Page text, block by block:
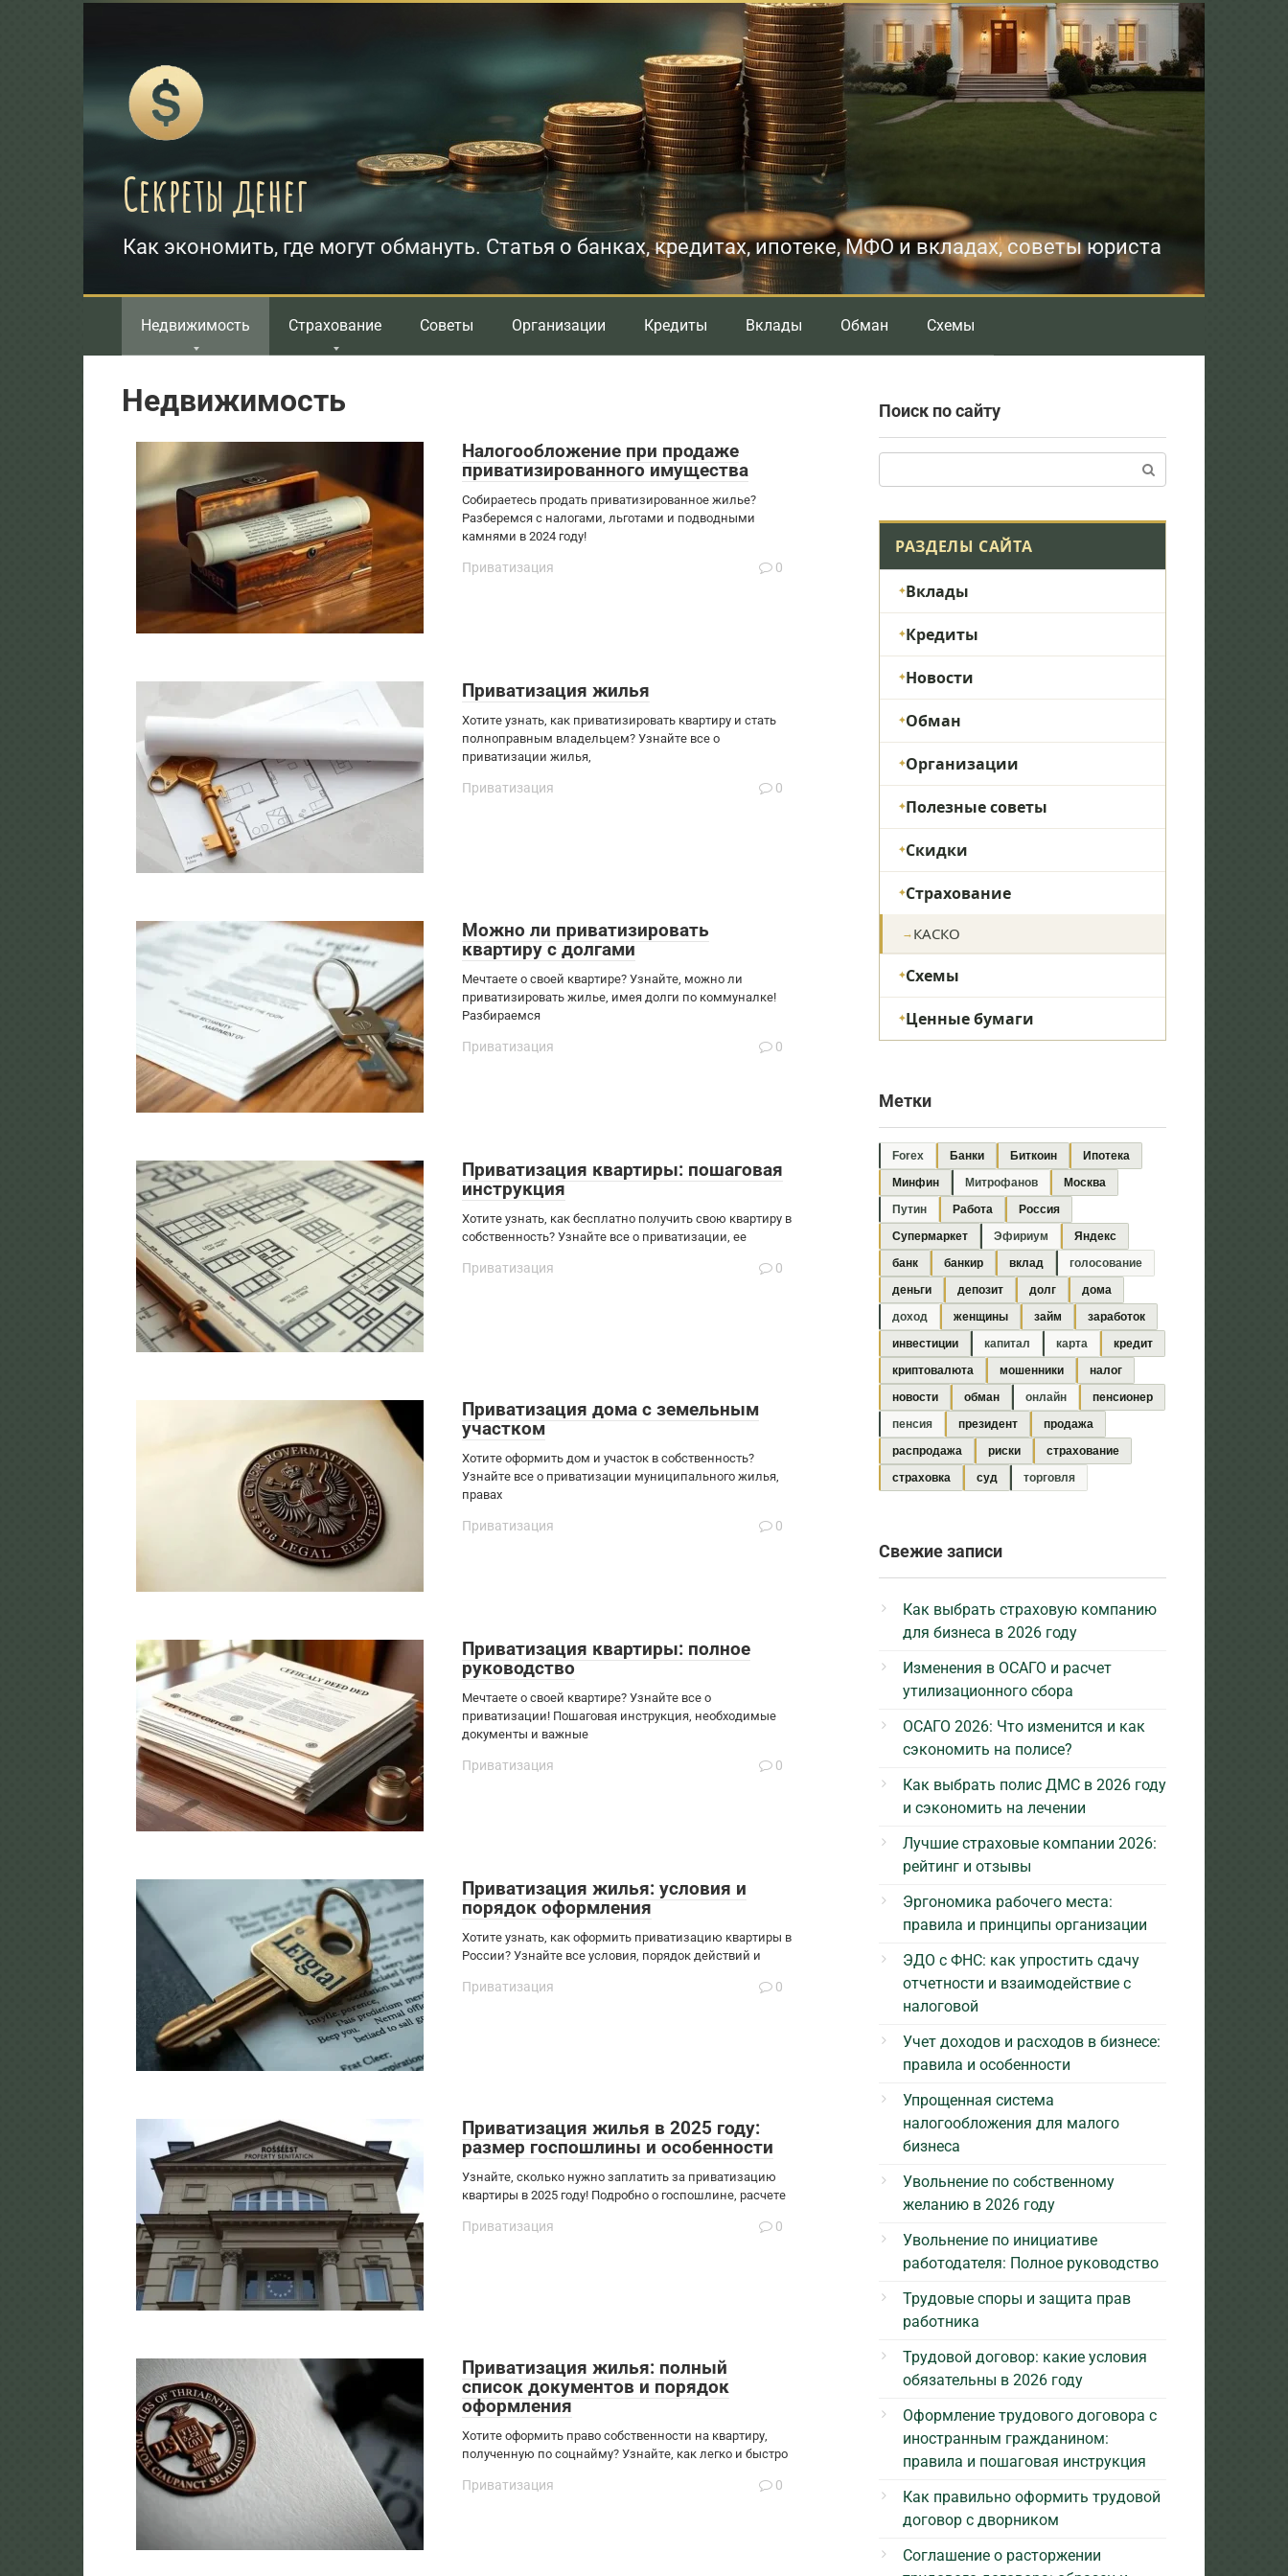
Секреты денег
Как экономить, где могут обмануть. Статья о банках, кредитах, ипотеке, МФО и вкладах, советы юриста
Недвижимость Страхование Советы Организации Кредиты Вклады Обман Схемы
Недвижимость
Налогообложение при продаже
приватизированного имущества
Собираетесь продать приватизированное жилье?
Разберемся с налогами, льготами и подводными
камнями в 2024 году!
Приватизация 0
Приватизация жилья
Хотите узнать, как приватизировать квартиру и стать
полноправным владельцем? Узнайте все о
приватизации жилья,
Приватизация 0
Можно ли приватизировать
квартиру с долгами
Мечтаете о своей квартире? Узнайте, можно ли
приватизировать жилье, имея долги по коммуналке!
Разбираемся
Приватизация 0
Приватизация квартиры: пошаговая
инструкция
Хотите узнать, как бесплатно получить свою квартиру в
собственность? Узнайте все о приватизации, ее
Приватизация 0
Приватизация дома с земельным
участком
Хотите оформить дом и участок в собственность?
Узнайте все о приватизации муниципального жилья,
правах
Приватизация 0
Приватизация квартиры: полное
руководство
Мечтаете о своей квартире? Узнайте все о
приватизации! Пошаговая инструкция, необходимые
документы и важные
Приватизация 0
Приватизация жилья: условия и
порядок оформления
Хотите узнать, как оформить приватизацию квартиры в
России? Узнайте все условия, порядок действий и
Приватизация 0
Приватизация жилья в 2025 году:
размер госпошлины и особенности
Узнайте, сколько нужно заплатить за приватизацию
квартиры в 2025 году! Подробно о госпошлине, расчете
Приватизация 0
Приватизация жилья: полный
список документов и порядок
оформления
Хотите оформить право собственности на квартиру,
полученную по соцнайму? Узнайте, как легко и быстро
Приватизация 0
Поиск по сайту
РАЗДЕЛЫ САЙТА
Вклады
Кредиты
Новости
Обман
Организации
Полезные советы
Скидки
Страхование
КАСКО
Схемы
Ценные бумаги
Метки
Forex Банки Биткоин
Ипотека
Минфин
Митрофанов
Москва
Путин
Работа
Россия
Супермаркет
Эфириум
Яндекс
банк
банкир вклад
голосование
деньги
депозит долг
дома
доход
женщины займ
заработок
инвестиции
капитал карта
кредит
криптовалюта
мошенники
налог
новости
обман онлайн
пенсионер
пенсия
президент
продажа
распродажа
риски
страхование
страховка
суд торговля
Свежие записи
Как выбрать страховую компанию
для бизнеса в 2026 году
Изменения в ОСАГО и расчет
утилизационного сбора
ОСАГО 2026: Что изменится и как
сэкономить на полисе?
Как выбрать полис ДМС в 2026 году
и сэкономить на лечении
Лучшие страховые компании 2026:
рейтинг и отзывы
Эргономика рабочего места:
правила и принципы организации
ЭДО с ФНС: как упростить сдачу
отчетности и взаимодействие с
налоговой
Учет доходов и расходов в бизнесе:
правила и особенности
Упрощенная система
налогообложения для малого
бизнеса
Увольнение по собственному
желанию в 2026 году
Увольнение по инициативе
работодателя: Полное руководство
Трудовые споры и защита прав
работника
Трудовой договор: какие условия
обязательны в 2026 году
Оформление трудового договора с
иностранным гражданином:
правила и пошаговая инструкция
Как правильно оформить трудовой
договор с дворником
Соглашение о расторжении